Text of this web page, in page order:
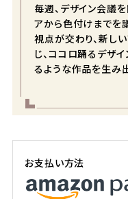
毎週、デザイン会議
アから色付けまでを
視点が交わり、新し
じ、ココロ踊るデザ
るような作品を生み
お支払い方法